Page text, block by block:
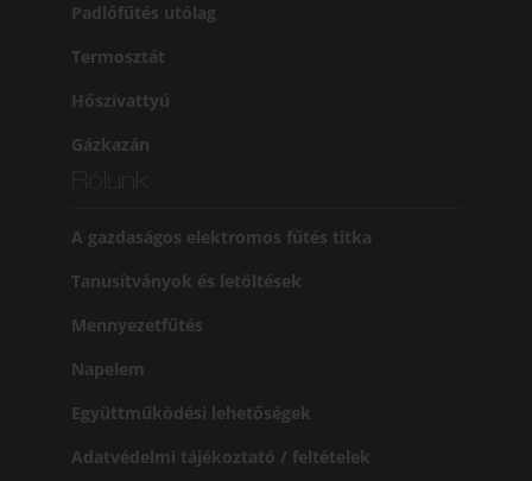
Padlófűtés utólag
Termosztát
Hőszivattyú
Gázkazán
A gazdaságos elektromos fűtés titka
Tanusítványok és letöltések
Mennyezetfűtés
Napelem
Együttműködési lehetőségek
Adatvédelmi tájékoztató / feltételek